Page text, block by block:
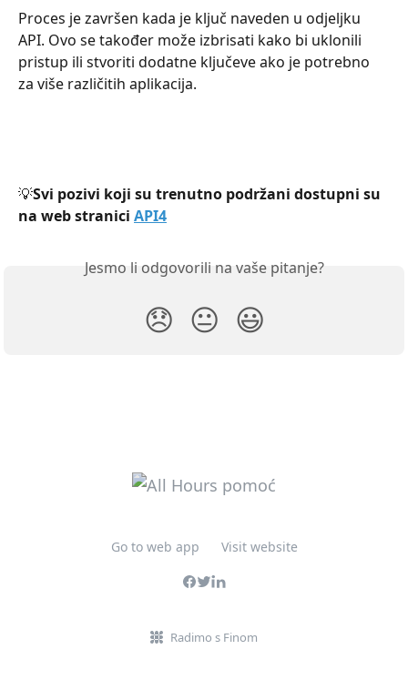
Proces je završen kada je ključ naveden u odjeljku
API. Ovo se također može izbrisati kako bi uklonili
pristup ili stvoriti dodatne ključeve ako je potrebno
za više različitih aplikacija.
💡Svi pozivi koji su trenutno podržani dostupni su
na web stranici API4
Jesmo li odgovorili na vaše pitanje?
😞 😐 😃
Go to web app Visit website
Radimo s Finom